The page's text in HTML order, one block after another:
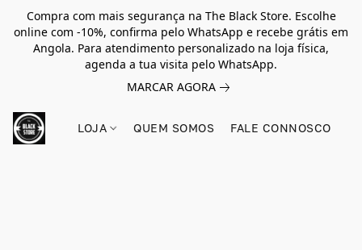
Compra com mais segurança na The Black Store. Escolhe
online com -10%, confirma pelo WhatsApp e recebe grátis em
Angola. Para atendimento personalizado na loja física,
agenda a tua visita pelo WhatsApp.
MARCAR AGORA
LOJA QUEM SOMOS FALE CONNOSCO